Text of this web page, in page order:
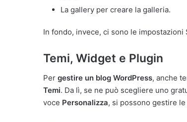
La gallery per creare la galleria.
In fondo, invece, ci sono le impostazioni
Temi, Widget e Plugin
Per gestire un blog WordPress, anche
Temi. Da lì, se ne può scegliere uno
voce Personalizza, si possono gestire